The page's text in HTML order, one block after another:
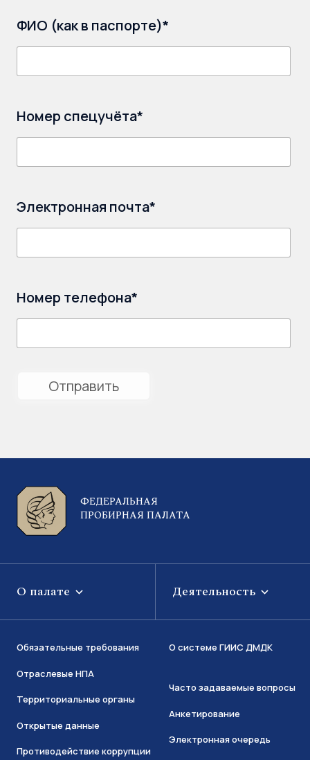
ФИО (как в паспорте)*
Номер спецучёта*
Электронная почта*
Номер телефона*
ФЕДЕРАЛЬНАЯ
ПРОБИРНАЯ ПАЛАТА
О палате Деятельность
Обязательные требования
Отраслевые НПА
Территориальные органы
Открытые данные
Противодействие коррупции
О системе ГИИС ДМДК
Часто задаваемые вопросы
Анкетирование
Электронная очередь